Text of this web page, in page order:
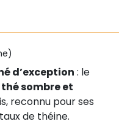
d’exception : le
thé sombre et
reconnu pour ses
de théine.